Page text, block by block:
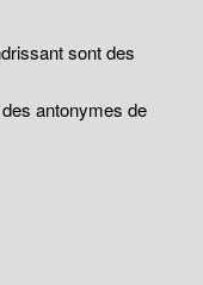
sont des
antonymes de